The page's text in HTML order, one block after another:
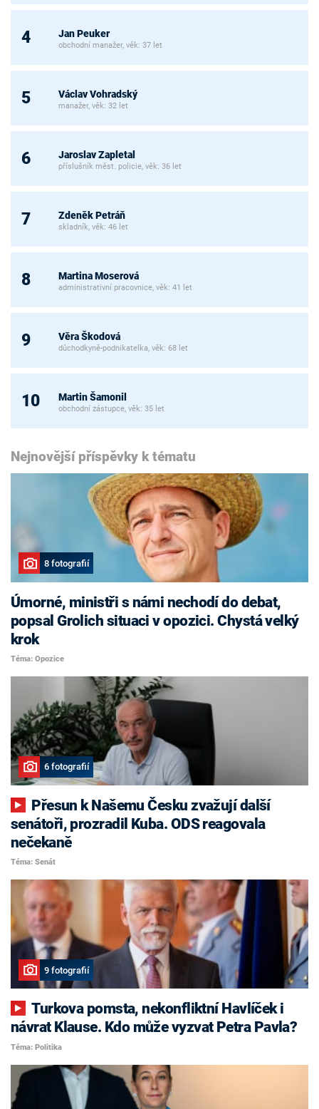
4 Jan Peuker
obchodní manažer, věk: 37 let
5 Václav Vohradský
manažer, věk: 32 let
6 Jaroslav Zapletal
příslušník měst. policie, věk: 36 let
7 Zdeněk Petráň
skladník, věk: 46 let
8 Martina Moserová
administrativní pracovnice, věk: 41 let
9 Věra Škodová
důchodkyně-podnikatelka, věk: 68 let
10 Martin Šamonil
obchodní zástupce, věk: 35 let
Nejnovější příspěvky k tématu
8 fotografií
Úmorné, ministři s námi nechodí do debat,
popsal Grolich situaci v opozici. Chystá velký
krok
Téma: Opozice
6 fotografií
senátoři, prozradil Kuba. ODS reagovala
nečekaně
Téma: Senát
9 fotografií
Turkova pomsta, nekonfliktní Havlíček i
návrat Klause. Kdo může vyzvat Petra Pavla?
Téma: Politika